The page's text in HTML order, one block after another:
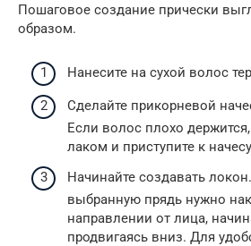
Пошаговое создание прически
образом.
Нанесите на сухой волос
Сделайте прикорневой
Если волос плохо
лаком и приступите к
Начинайте создавать
выбранную прядь нужно
направлении от лица,
продвигаясь вниз. Для